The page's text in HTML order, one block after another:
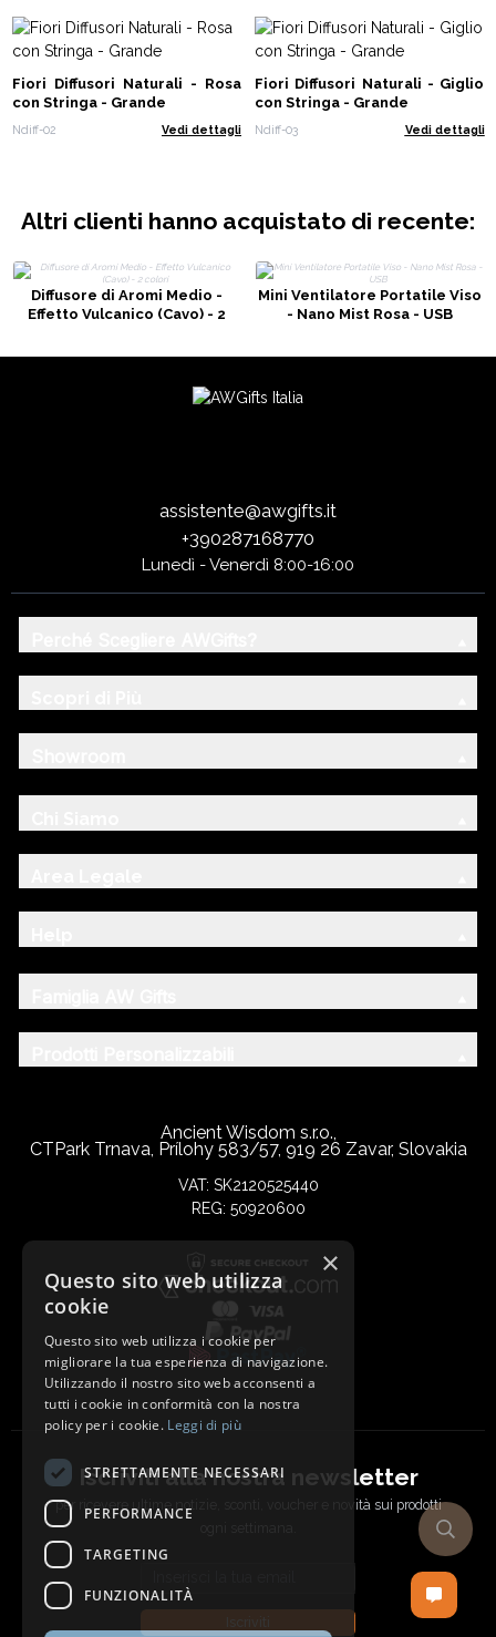
Fiori Diffusori Naturali - Rosa
con Stringa - Grande
Ndiff-02 Vedi dettagli
Fiori Diffusori Naturali - Giglio
con Stringa - Grande
Ndiff-03 Vedi dettagli
Altri clienti hanno acquistato di recente:
Diffusore di Aromi Medio -
Effetto Vulcanico (Cavo) - 2
Mini Ventilatore Portatile Viso
- Nano Mist Rosa - USB
assistente@awgifts.it
+390287168770
Lunedì - Venerdì 8:00-16:00
Ancient Wisdom s.r.o.,
CTPark Trnava, Prílohy 583/57, 919 26 Zavar, Slovakia
VAT: SK2120525440
REG: 50920600
Iscriviti alla nostra newsletter
per ricevere ultime notizie, sconti, voucher e novità sui prodotti
×
Questo sito web utilizza
cookie
Questo sito web utilizza i cookie per
migliorare la tua esperienza di navigazione.
Utilizzando il nostro sito web acconsenti a
tutti i cookie in conformità con la nostra
policy per i cookie. Leggi di più
STRETTAMENTE NECESSARI
PERFORMANCE
TARGETING
FUNZIONALITÀ